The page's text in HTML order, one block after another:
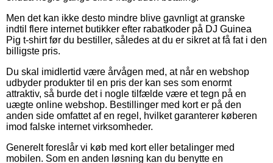
Men det kan ikke desto mindre blive gavnligt at granske
indtil flere internet butikker efter rabatkoder på DJ Guinea
Pig t-shirt før du bestiller, således at du er sikret at få fat i den
billigste pris.
Du skal imidlertid være årvågen med, at når en webshop
udbyder produkter til en pris der kan ses som enormt
attraktiv, så burde det i nogle tilfælde være et tegn på en
uægte online webshop. Bestillinger med kort er på den
anden side omfattet af en regel, hvilket garanterer køberen
imod falske internet virksomheder.
Generelt foreslår vi køb med kort eller betalinger med
mobilen. Som en anden løsning kan du benytte en